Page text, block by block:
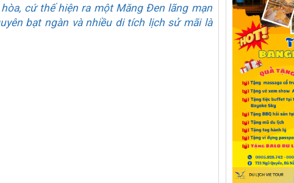
cứ thế hiện ra một Măng Đen lãng mạn
bạt ngàn và nhiều di tích lịch sử mãi là